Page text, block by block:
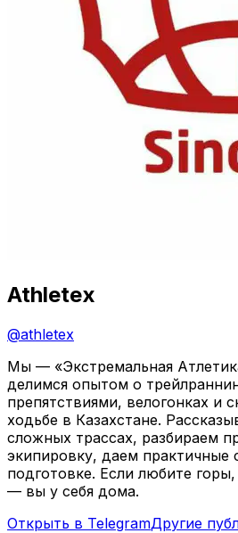
Athletex
@athletex
Мы — «Экстремальная
делимся опытом о
препятствиями, велогонках и
ходьбе в Казахстане.
сложных трассах, разбираем
экипировку, даем практичные
подготовке. Если любите
— вы у себя дома.
Открыть в TelegramДругие